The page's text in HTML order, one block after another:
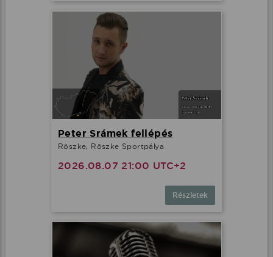
Peter Srámek fellépés
Röszke, Röszke Sportpálya
2026.08.07 21:00 UTC+2
Részletek